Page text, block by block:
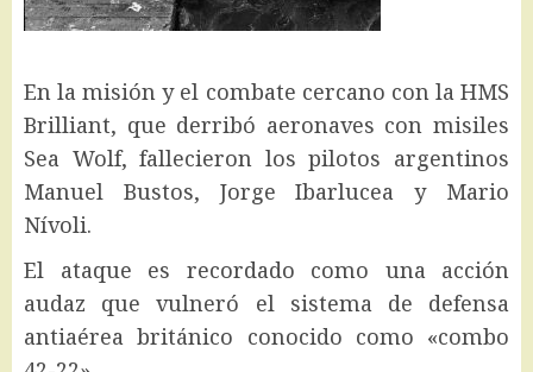
En la misión y el combate cercano con la HMS
Brilliant, que derribó aeronaves con misiles
Sea Wolf, fallecieron los pilotos argentinos
Manuel Bustos, Jorge Ibarlucea y Mario
Nívoli.
El ataque es recordado como una acción
audaz que vulneró el sistema de defensa
antiaérea británico conocido como «combo